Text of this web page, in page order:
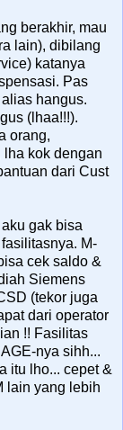
berakhir, mau
lain), dibilang
katanya
Pas
hangus.
(lhaa!!!).
orang,
lha kok dengan
dari Cust
gak bisa
M-
cek saldo &
Siemens
(tekor juga
dari operator
!! Fasilitas
nya sihh...
itu lho... cepet &
lain yang lebih